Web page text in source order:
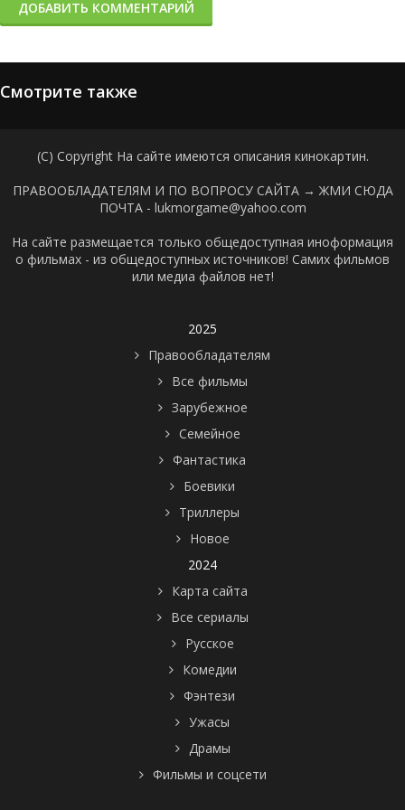
ДОБАВИТЬ КОММЕНТАРИЙ
Смотрите также
(C) Copyright На сайте имеются описания кинокартин.
ПРАВООБЛАДАТЕЛЯМ И ПО ВОПРОСУ САЙТА → ЖМИ СЮДА
ПОЧТА - lukmorgame@yahoo.com
На сайте размещается только общедоступная иноформация
о фильмах - из общедоступных источников! Самих фильмов
или медиа файлов нет!
2025
Правообладателям
Все фильмы
Зарубежное
Семейное
Фантастика
Боевики
Триллеры
Новое
2024
Карта сайта
Все сериалы
Русское
Комедии
Фэнтези
Ужасы
Драмы
Фильмы и соцсети